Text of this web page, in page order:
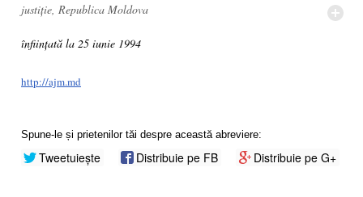
justiție, Republica Moldova
înființată la 25 iunie 1994
http://ajm.md
Spune-le și prietenilor tăi despre această abreviere:
Tweetuiește Distribuie pe FB Distribuie pe G+